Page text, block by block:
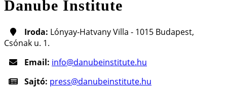
Danube Institute
Iroda: Lónyay-Hatvany Villa - 1015 Budapest,
Csónak u. 1.
Email: info@danubeinstitute.hu
Sajtó: press@danubeinstitute.hu